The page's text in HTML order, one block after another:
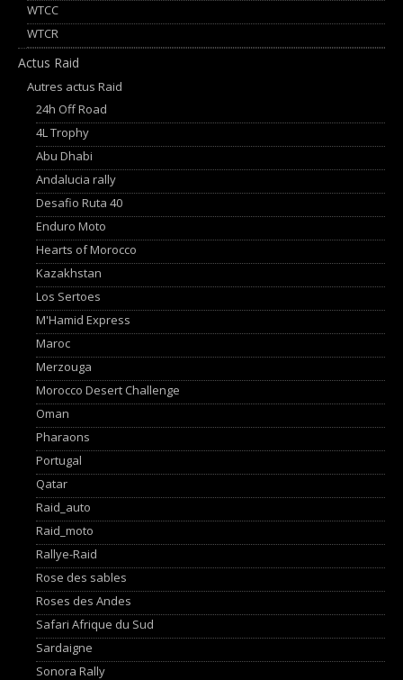
WTCC
WTCR
Actus Raid
Autres actus Raid
24h Off Road
4L Trophy
Abu Dhabi
Andalucia rally
Desafio Ruta 40
Enduro Moto
Hearts of Morocco
Kazakhstan
Los Sertoes
M'Hamid Express
Maroc
Merzouga
Morocco Desert Challenge
Oman
Pharaons
Portugal
Qatar
Raid_auto
Raid_moto
Rallye-Raid
Rose des sables
Roses des Andes
Safari Afrique du Sud
Sardaigne
Sonora Rally